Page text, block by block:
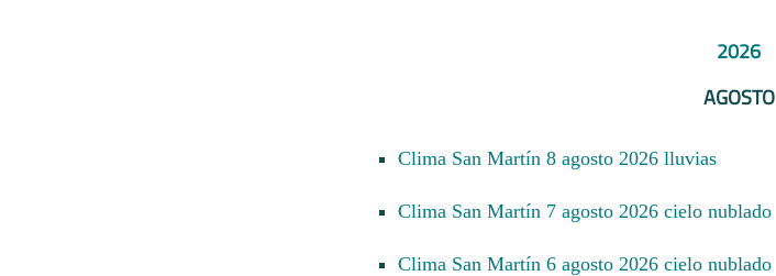
2026
AGOSTO
Clima San Martín 8 agosto 2026 lluvias
Clima San Martín 7 agosto 2026 cielo nublado
Clima San Martín 6 agosto 2026 cielo nublado